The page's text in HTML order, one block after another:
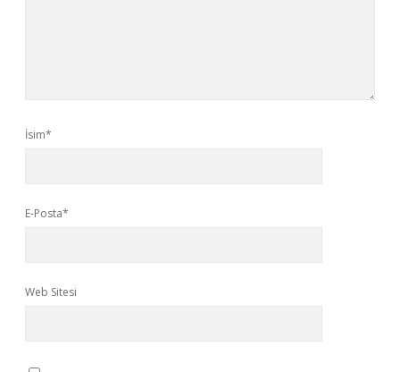
İsim*
E-Posta*
Web Sitesi